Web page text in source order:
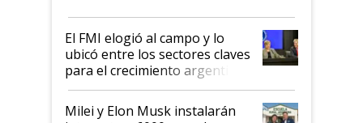
de Milei
El FMI elogió al campo y lo
ubicó entre los sectores claves
para el crecimiento argentino
Milei y Elon Musk instalarán